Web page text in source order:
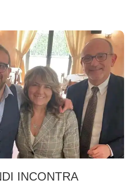
INCONTRA